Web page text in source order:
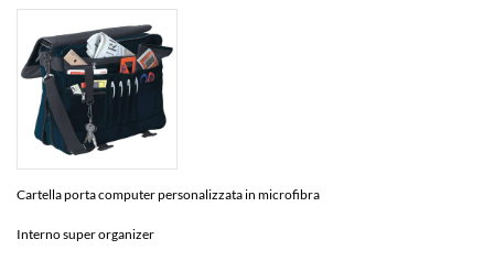
Cartella porta computer personalizzata in microfibra
Interno super organizer